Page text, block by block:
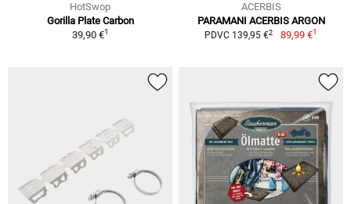
HotSwop
Gorilla Plate Carbon
39,90 €1
ACERBIS
PARAMANI ACERBIS ARGON
PDVC 139,95 €2 89,99 €1